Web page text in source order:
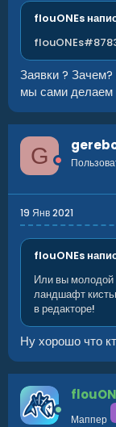
flouONEs
Заявки ?
мы сами делаем
G
19 Янв 2021
flouONEs
Или вы молодой
ландшафт
в редакторе!
Ну хорошо что
Маппер